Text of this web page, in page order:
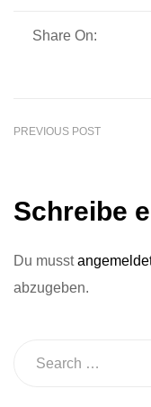
Share On:
PREVIOUS POST
Schreibe
Du musst
abzugeben.